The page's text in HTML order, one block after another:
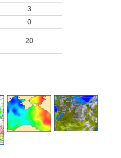
3
0
20